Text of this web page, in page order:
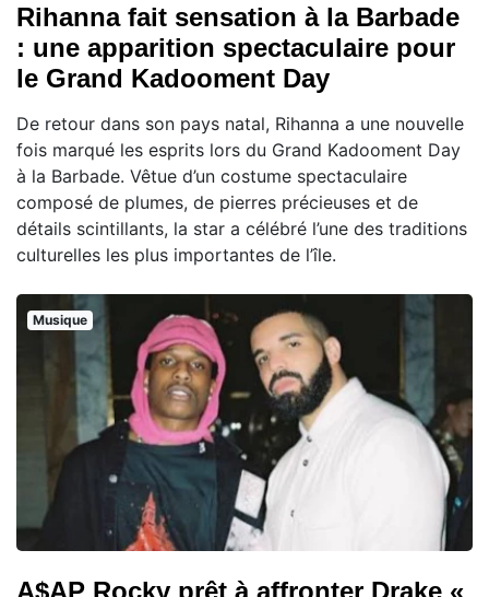
Rihanna fait sensation à la Barbade
: une apparition spectaculaire pour
le Grand Kadooment Day
De retour dans son pays natal, Rihanna a une nouvelle
fois marqué les esprits lors du Grand Kadooment Day
à la Barbade. Vêtue d’un costume spectaculaire
composé de plumes, de pierres précieuses et de
détails scintillants, la star a célébré l’une des traditions
culturelles les plus importantes de l’île.
Musique
A$AP Rocky prêt à affronter Drake «